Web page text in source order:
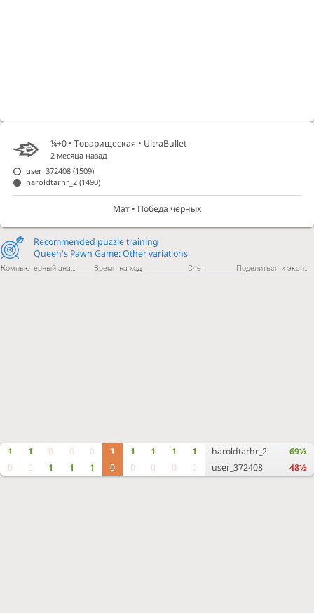
Компьютерный анализ Время на ход Счёт Поделиться и экспортировать
1
0
1
0
0
1
0
1
0
1
1
0
1
0
1
0
1
0
1
0
haroldtarhr_2
user_372408
69½
48½
Recommended puzzle training
Queen's Pawn Game: Other variations
¼+0 • Товарищеская • UltraBullet
2 месяца назад
user_372408(1509)
haroldtarhr_2(1490)
Мат • Победа чёрных